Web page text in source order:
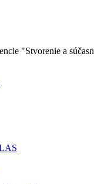
"Stvorenie a